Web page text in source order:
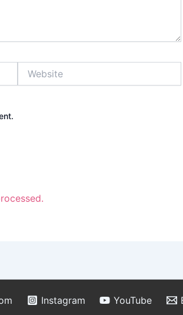
Instagram YouTube